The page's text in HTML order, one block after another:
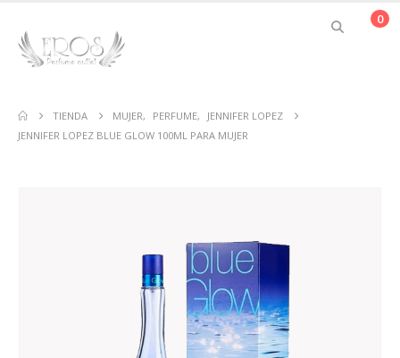
0
TIENDA MUJER, PERFUME,
JENNIFER LOPEZ
JENNIFER LOPEZ BLUE GLOW 100ML PARA MUJER